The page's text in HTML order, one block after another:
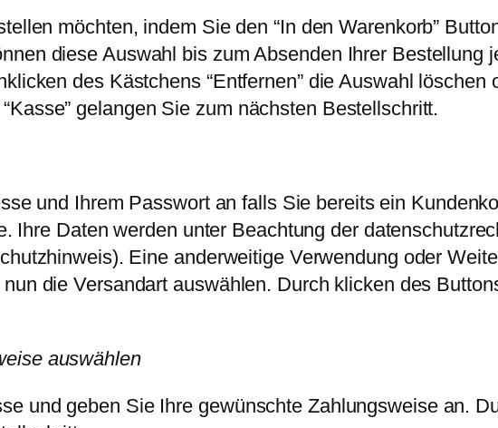
möchten, indem Sie den “In den Warenkorb”
diese Auswahl bis zum Absenden Ihrer Bestellung
des Kästchens “Entfernen” die Auswahl löschen
gelangen Sie zum nächsten Bestellschritt.
und Ihrem Passwort an falls Sie bereits ein
Ihre Daten werden unter Beachtung der
Eine anderweitige Verwendung oder
die Versandart auswählen. Durch klicken des
auswählen
und geben Sie Ihre gewünschte Zahlungsweise an.